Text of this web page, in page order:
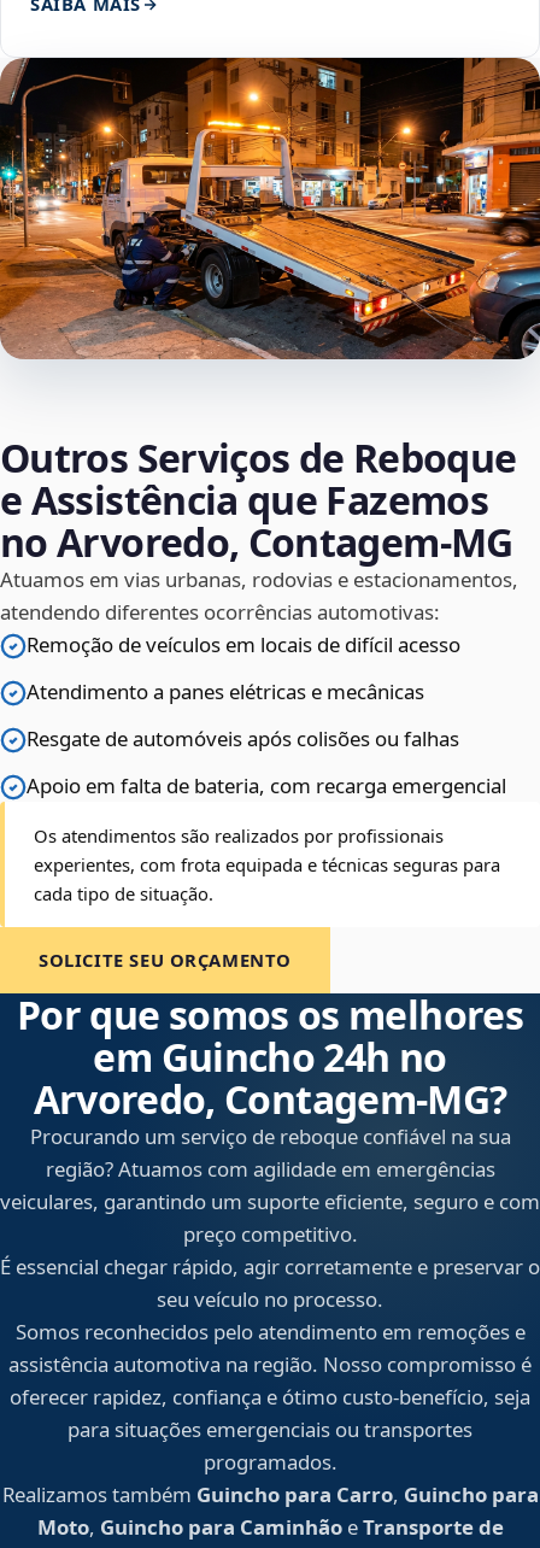
Outros Serviços de Reboque
e Assistência que Fazemos
no Arvoredo, Contagem‑MG
Atuamos em vias urbanas, rodovias e estacionamentos,
atendendo diferentes ocorrências automotivas:
Remoção de veículos em locais de difícil acesso
Atendimento a panes elétricas e mecânicas
Resgate de automóveis após colisões ou falhas
Apoio em falta de bateria, com recarga emergencial
Os atendimentos são realizados por profissionais
experientes, com frota equipada e técnicas seguras para
cada tipo de situação.
SOLICITE SEU ORÇAMENTO
Por que somos os melhores
em Guincho 24h no
Arvoredo, Contagem‑MG?
Procurando um serviço de reboque confiável na sua
região? Atuamos com agilidade em emergências
veiculares, garantindo um suporte eficiente, seguro e com
preço competitivo.
É essencial chegar rápido, agir corretamente e preservar o
seu veículo no processo.
Somos reconhecidos pelo atendimento em remoções e
assistência automotiva na região. Nosso compromisso é
oferecer rapidez, confiança e ótimo custo-benefício, seja
para situações emergenciais ou transportes
programados.
Realizamos também Guincho para Carro, Guincho para
Moto, Guincho para CaminhãoeTransporte de